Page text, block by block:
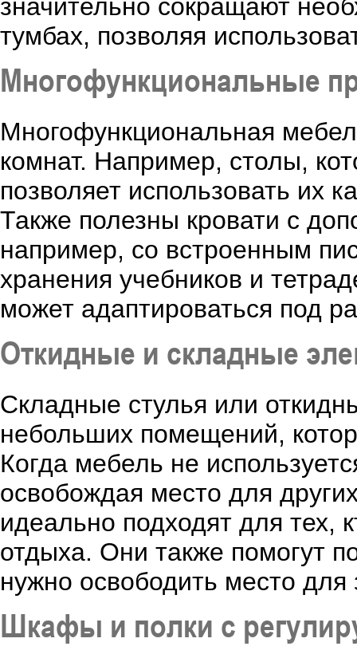
значительно сокращают
тумбах, позволяя
Многофункциональные
Многофункциональная
комнат. Например, столы,
позволяет использовать их
Также полезны кровати с
например, со встроенным
хранения учебников и
может адаптироваться под
Откидные и складные
Складные стулья или
небольших помещений,
Когда мебель не
освобождая место для
идеально подходят для тех,
отдыха. Они также помогут
нужно освободить место для
Шкафы и полки с